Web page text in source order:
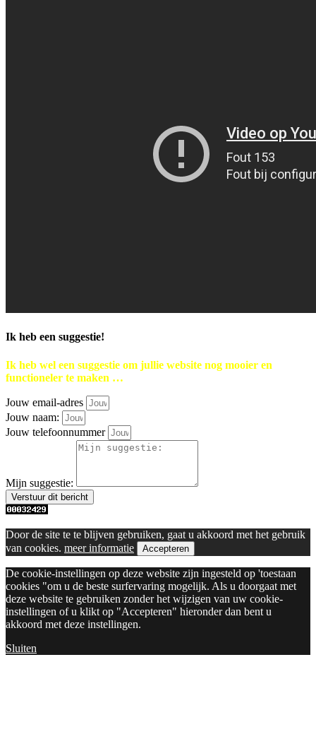
Ik heb een suggestie!
Ik heb wel een suggestie om jullie website nog mooier en
functioneler te maken …
Jouw email-adres
Jouw naam:
Jouw telefoonnummer
Mijn suggestie:
Verstuur dit bericht
Door de site te te blijven gebruiken, gaat u akkoord met het gebruik
van cookies. meer informatie Accepteren
De cookie-instellingen op deze website zijn ingesteld op 'toestaan
cookies "om u de beste surfervaring mogelijk. Als u doorgaat met
deze website te gebruiken zonder het wijzigen van uw cookie-
instellingen of u klikt op "Accepteren" hieronder dan bent u
akkoord met deze instellingen.
Sluiten